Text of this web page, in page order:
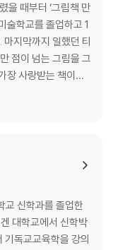
을 때부터 ‘그림책 만
술학교를 졸업하고 1
지막까지 일했던 티
점이 넘는 그림을 그
장 사랑받는 책이었
. 푹스후버는 1994
니다. 푹스후버가
교 신학과를 졸업한
대학교에서 신학박
기독교교육학을 강의